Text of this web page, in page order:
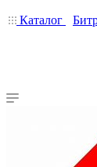
Каталог